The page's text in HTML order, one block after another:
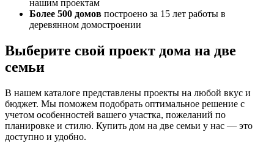
нашим проектам
Более 500 домов построено за 15 лет работы в
деревянном домостроении
Выберите свой проект дома на две
семьи
В нашем каталоге представлены проекты на любой вкус и
бюджет. Мы поможем подобрать оптимальное решение с
учетом особенностей вашего участка, пожеланий по
планировке и стилю. Купить дом на две семьи у нас — это
доступно и удобно.